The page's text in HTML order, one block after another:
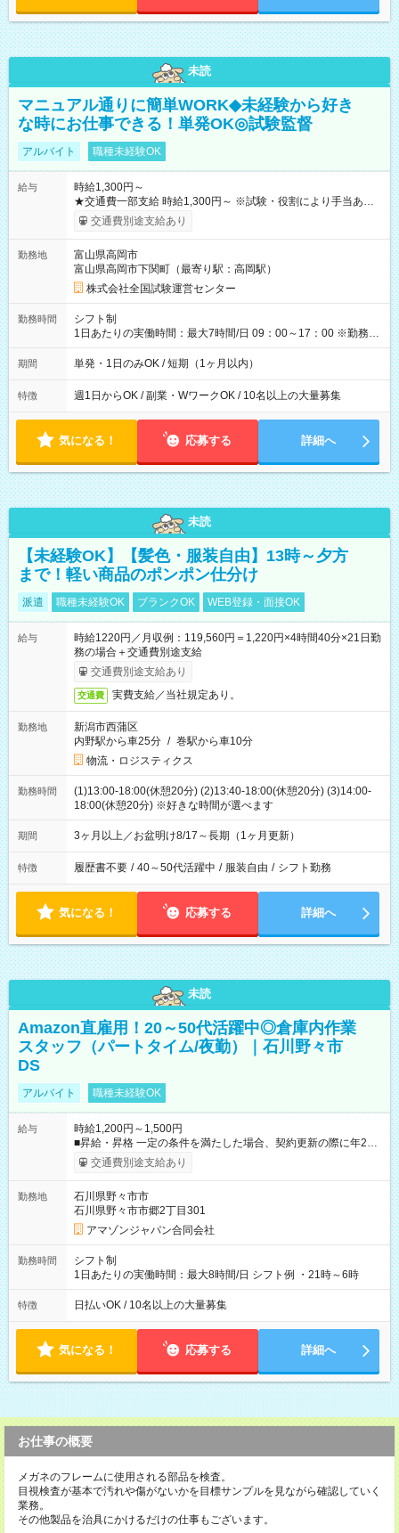
未読
マニュアル通りに簡単WORK◆未経験から好き
な時にお仕事できる！単発OK◎試験監督
アルバイト 職種未経験OK
給与
時給1,300円～
★交通費一部支給 時給1,300円～ ※試験・役割により手当あり
※勤務回数により昇給あり 【即給（前払い）オプションあ
り！】 希望される場合、勤務から1週間ほどで給与の一部を受け
例】 ・河合塾模擬試験 8:30～17:30（休憩1時間） 時給1,300円
×8時間＝日収10,400円＋交通費 ※当日の役割により時給＋100
円の場合あり ・国家試験 7:00～13:30（休憩なし） 時給1,300
円（役割手当＋100円）×6時間＝日収8,400円＋交通費 【試用期
間】試用期間なし
交通費別途支給あり
勤務地
富山県高岡市
富山県高岡市下関町（最寄り駅：高岡駅）
株式会社全国試験運営センター
勤務時間
シフト制
1日あたりの実働時間：最大7時間/日 09：00～17：00 ※勤務時
間は 試験により異なります。
期間 単発・1日のみOK / 短期（1ヶ月以内）
特徴 週1日からOK / 副業・WワークOK / 10名以上の大量募集
気になる！ 応募する 詳細へ
未読
【未経験OK】【髪色・服装自由】13時～夕方
まで！軽い商品のポンポン仕分け
派遣 職種未経験OK ブランクOK WEB登録・面接OK
給与
時給1220円／月収例：119,560円＝1,220円×4時間40分×21日勤
務の場合＋交通費別途支給
交通費別途支給あり
交通費 実費支給／当社規定あり。
勤務地
新潟市西蒲区
内野駅から車25分 / 巻駅から車10分
物流・ロジスティクス
勤務時間
(1)13:00-18:00(休憩20分) (2)13:40-18:00(休憩20分) (3)14:00-
18:00(休憩20分) ※好きな時間が選べます
期間 3ヶ月以上／お盆明け8/17～長期（1ヶ月更新）
特徴 履歴書不要 / 40～50代活躍中 / 服装自由 / シフト勤務
気になる！ 応募する 詳細へ
未読
Amazon直雇用！20～50代活躍中◎倉庫内作業
スタッフ（パートタイム/夜勤）｜石川野々市
DS
アルバイト 職種未経験OK
給与
時給1,200円～1,500円
■昇給・昇格 一定の条件を満たした場合、契約更新の際に年2回
まで昇給の機会があります。 ■正社員登用制度あり ※月末締/翌
月25日支払い ※時間外手当、別途支給 ※深夜割増賃金 (22:00～
☆Amazon直雇用で安定して働けます！ 【試用期間】試用期間
あり 試用期間の長さ：1週間 雇用形態、給与は本採用時と同じ
です。
交通費別途支給あり
勤務地
石川県野々市市
石川県野々市市郷2丁目301
アマゾンジャパン合同会社
勤務時間
シフト制
1日あたりの実働時間：最大8時間/日 シフト例 ・21時～6時
特徴 日払いOK / 10名以上の大量募集
気になる！ 応募する 詳細へ
お仕事の概要
メガネのフレームに使用される部品を検査。
目視検査が基本で汚れや傷がないかを目標サンプルを見ながら確認していく
業務。
その他製品を治具にかけるだけの仕事もございます。